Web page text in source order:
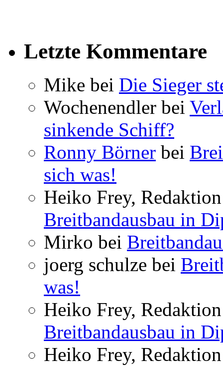
Letzte Kommentare
Mike bei Die Sieger
Wochenendler bei
sinkende Schiff?
Ronny Börner bei
sich was!
Heiko Frey,
Breitbandausbau in
Mirko bei
joerg schulze bei
was!
Heiko Frey,
Breitbandausbau in
Heiko Frey,